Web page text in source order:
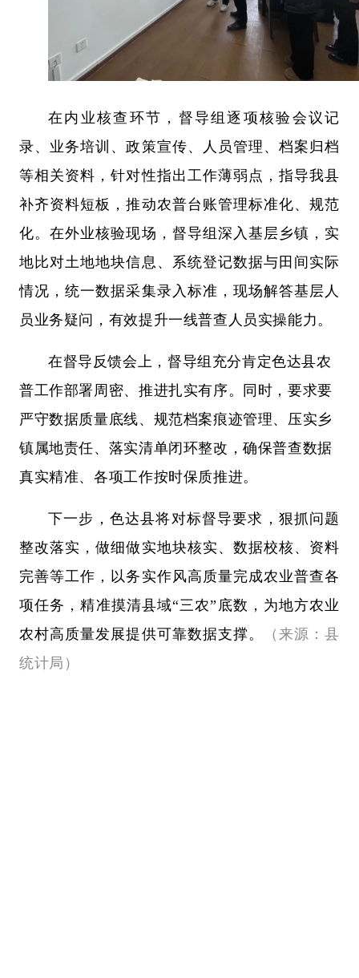
在内业核查环节，督导组逐项核验会议记
录、业务培训、政策宣传、人员管理、档案归档
等相关资料，针对性指出工作薄弱点，指导我县
补齐资料短板，推动农普台账管理标准化、规范
化。在外业核验现场，督导组深入基层乡镇，实
地比对土地地块信息、系统登记数据与田间实际
情况，统一数据采集录入标准，现场解答基层人
员业务疑问，有效提升一线普查人员实操能力。
在督导反馈会上，督导组充分肯定色达县农
普工作部署周密、推进扎实有序。同时，要求要
严守数据质量底线、规范档案痕迹管理、压实乡
镇属地责任、落实清单闭环整改，确保普查数据
真实精准、各项工作按时保质推进。
下一步，色达县将对标督导要求 ，狠抓问题
整改落实，做细做实地块核实、数据校核、资料
完善等工作，以务实作风高质量完成农业普查各
项任务，精准摸清县域“三农”底数，为地方农业
农村高质量发展提供可靠数据支撑。
（来源：县
统计局）